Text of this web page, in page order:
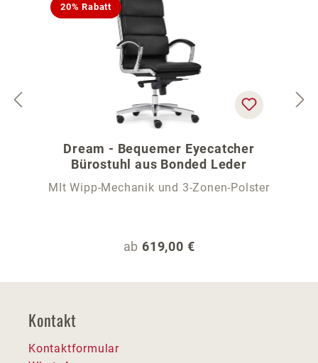
20% Rabatt
Dream - Bequemer Eyecatcher
Bürostuhl aus Bonded Leder
MIt Wipp-Mechanik und 3-Zonen-Polster
Regulärer Preis:
ab 619,00 €
Kontakt
Kontaktformular